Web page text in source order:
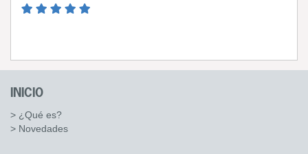
INICIO
> ¿Qué es?
> Novedades